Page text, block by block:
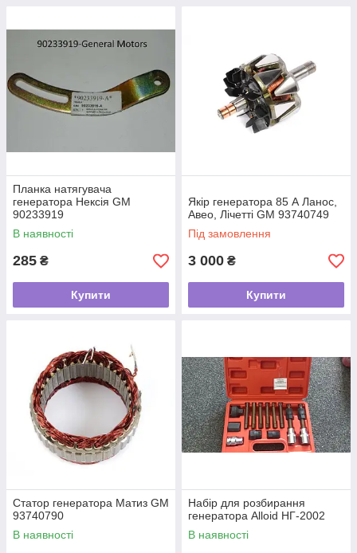
Планка натягувача
генератора Нексія GM
90233919
В наявності
285 ₴
Купити
Якір генератора 85 А Ланос,
Авео, Лічетті GM 93740749
Під замовлення
3 000 ₴
Купити
Статор генератора Матиз GM
93740790
В наявності
Набір для розбирання
генератора Alloid НГ-2002
В наявності